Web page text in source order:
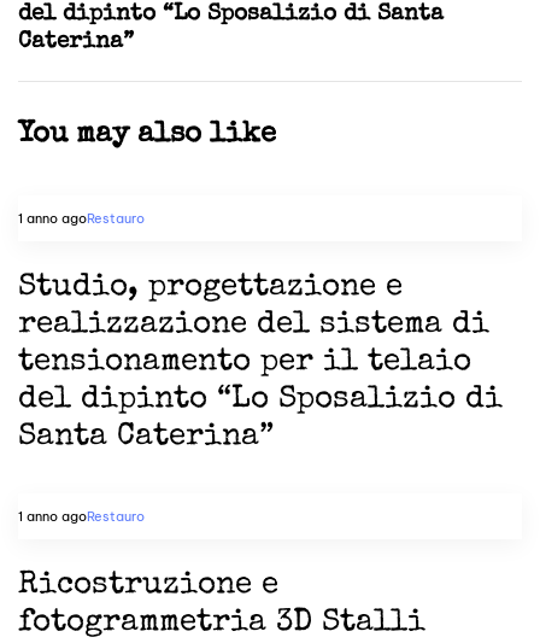
del dipinto “Lo Sposalizio di Santa
Caterina”
You may also like
1 anno agoRestauro
Studio, progettazione e
realizzazione del sistema di
tensionamento per il telaio
del dipinto “Lo Sposalizio di
Santa Caterina”
1 anno agoRestauro
Ricostruzione e
fotogrammetria 3D Stalli